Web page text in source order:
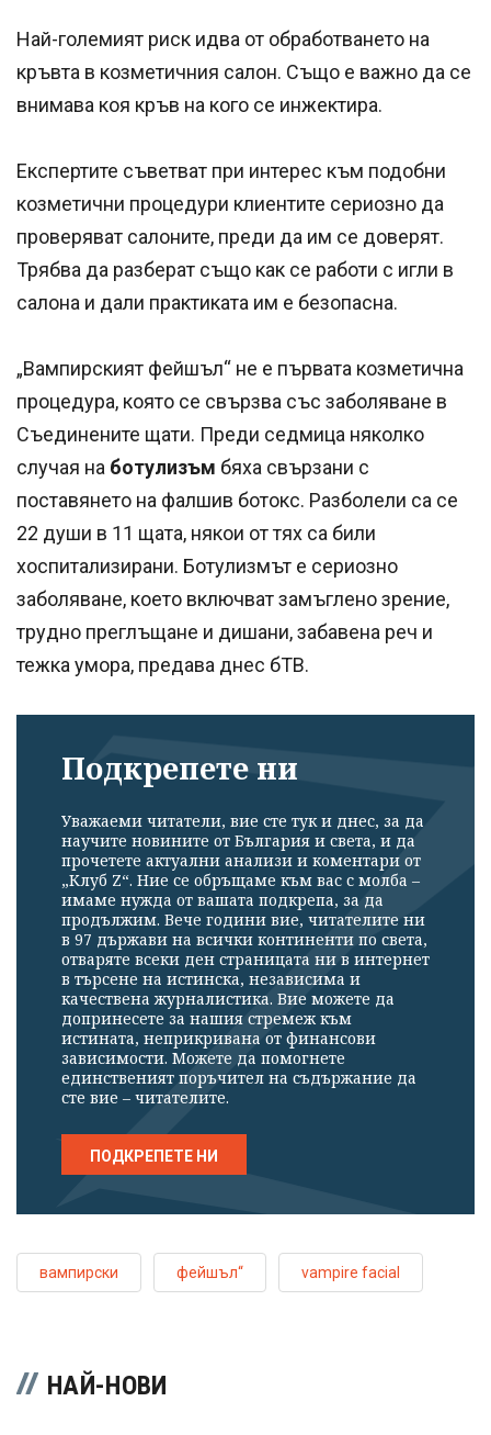
Най-големият риск идва от обработването на
кръвта в козметичния салон. Също е важно да се
внимава коя кръв на кого се инжектира.
Експертите съветват при интерес към подобни
козметични процедури клиентите сериозно да
проверяват салоните, преди да им се доверят.
Трябва да разберат също как се работи с игли в
салона и дали практиката им е безопасна.
„Вампирският фейшъл“ не е първата козметична
процедура, която се свързва със заболяване в
Съединените щати. Преди седмица няколко
случая на ботулизъм бяха свързани с
поставянето на фалшив ботокс. Разболели са се
22 души в 11 щата, някои от тях са били
хоспитализирани. Ботулизмът е сериозно
заболяване, което включват замъглено зрение,
трудно преглъщане и дишани, забавена реч и
тежка умора, предава днес бТВ.
Подкрепете ни
Уважаеми читатели, вие сте тук и днес, за да
научите новините от България и света, и да
прочетете актуални анализи и коментари от
„Клуб Z“. Ние се обръщаме към вас с молба –
имаме нужда от вашата подкрепа, за да
продължим. Вече години вие, читателите ни
в 97 държави на всички континенти по света,
отваряте всеки ден страницата ни в интернет
в търсене на истинска, независима и
качествена журналистика. Вие можете да
допринесете за нашия стремеж към
истината, неприкривана от финансови
зависимости. Можете да помогнете
единственият поръчител на съдържание да
сте вие – читателите.
ПОДКРЕПЕТЕ НИ
вампирски фейшъл“ vampire facial
НАЙ-НОВИ